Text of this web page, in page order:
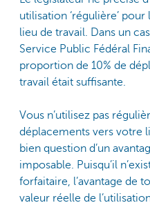
utilisation ‘régulière’
lieu de travail. Dans un
Service Public Fédéral
proportion de 10% de
travail était suffisante.
Vous n’utilisez pas
déplacements vers votre
bien question d’un
imposable. Puisqu’il
forfaitaire, l’avantage de
valeur réelle de